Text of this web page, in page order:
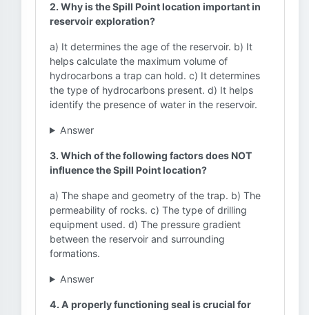
2. Why is the Spill Point location important in
reservoir exploration?
a) It determines the age of the reservoir. b) It
helps calculate the maximum volume of
hydrocarbons a trap can hold. c) It determines
the type of hydrocarbons present. d) It helps
identify the presence of water in the reservoir.
Answer
3. Which of the following factors does NOT
influence the Spill Point location?
a) The shape and geometry of the trap. b) The
permeability of rocks. c) The type of drilling
equipment used. d) The pressure gradient
between the reservoir and surrounding
formations.
Answer
4. A properly functioning seal is crucial for